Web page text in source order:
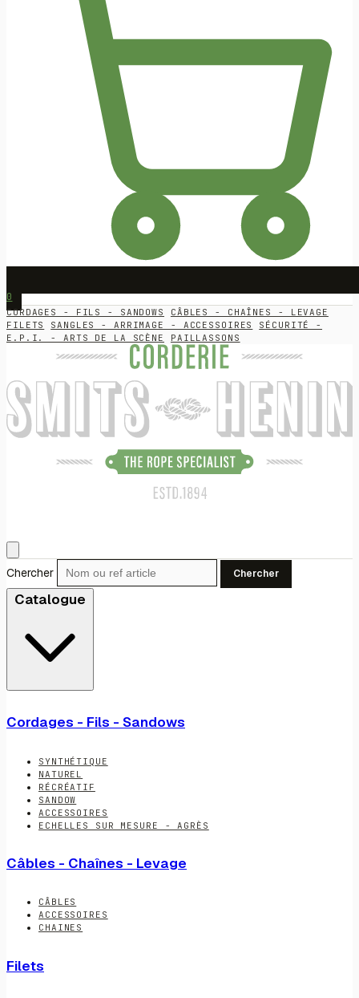
0
CORDAGES - FILS - SANDOWS
CÂBLES - CHAÎNES - LEVAGE
FILETS
SANGLES - ARRIMAGE - ACCESSOIRES
SÉCURITÉ -
E.P.I. - ARTS DE LA SCÈNE
PAILLASSONS
Chercher Chercher
Catalogue
Cordages - Fils - Sandows
SYNTHÉTIQUE
NATUREL
RÉCRÉATIF
SANDOW
ACCESSOIRES
ECHELLES SUR MESURE - AGRÈS
Câbles - Chaînes - Levage
CÂBLES
ACCESSOIRES
CHAINES
Filets